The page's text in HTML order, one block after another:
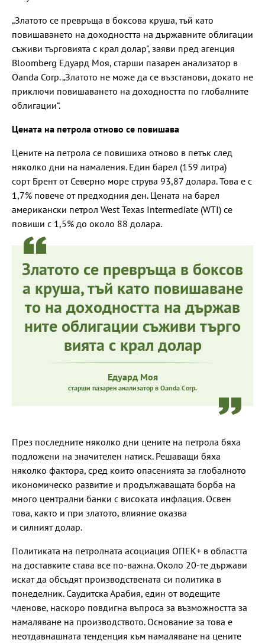
„Златото се превръща в боксова круша, тъй като
повишаването на доходността на държавните облигации
съживи търговията с крал долар", заяви пред агенция
Bloomberg Едуард Моя, старши пазарен анализатор в
Oanda Corp. „Златото не може да се възстанови, докато не
приключи повишаването на доходността по глобалните
облигации“.
Цената на петрола отново се повишава
Цените на петрола се повишиха отново в петък след
няколко дни на намаления. Един барел (159 литра)
сорт Брент от Северно море струва 93,87 долара. Това е с
1,7% повече от предходния ден. Цената на барел
американски петрол West Texas Intermediate (WTI) се
повиши с 1,5% до около 88 долара.
Златото се превръща в боксов
а круша, тъй като повишаване
то на доходността на държав
ните облигации съживи търго
вията с крал долар
Едуард Моя
старши пазарен анализатор в Oanda Corp.
През последните няколко дни цените на петрола бяха
подложени на значителен натиск. Решаващи бяха
няколко фактора, сред които опасенията за глобалното
икономическо развитие и продължаващата борба на
много централни банки с високата инфлация. Освен
това, както и при златото, влияние оказва
и силният долар.
Политиката на петролната асоциация ОПЕК+ в областта
на доставките става все по-важна. Около 20-те държави
искат да обсъдят производствената си политика в
понеделник. Саудитска Арабия, един от водещите
членове, наскоро повдигна въпроса за възможността за
намаляване на производството. Основание за това е
неотдавнашната тенденция към намаляване на цените